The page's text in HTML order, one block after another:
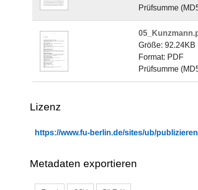
Prüfsumme
Größe: 92.24KB
Format: PDF
Prüfsumme
Lizenz
https://www.fu-berlin.de/sites/ub/
Metadaten exportieren